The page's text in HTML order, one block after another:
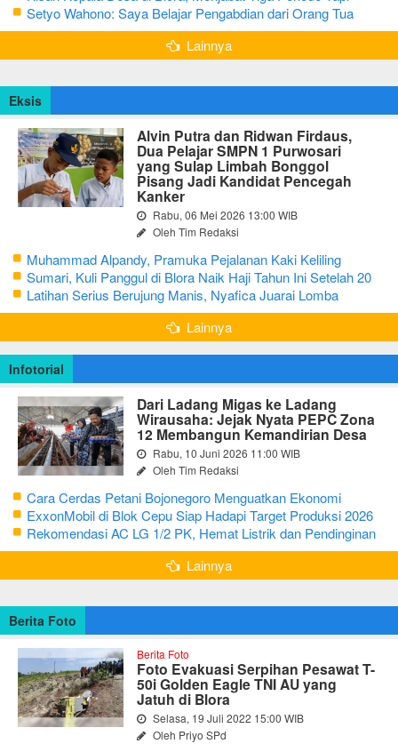
Masih Hidup Sederhana
Setyo Wahono: Saya Belajar Pengabdian dari Orang Tua
Lainnya
Eksis
Alvin Putra dan Ridwan Firdaus,
Dua Pelajar SMPN 1 Purwosari
yang Sulap Limbah Bonggol
Pisang Jadi Kandidat Pencegah
Kanker
Rabu, 06 Mei 2026 13:00 WIB
Oleh Tim Redaksi
Muhammad Alpandy, Pramuka Pejalanan Kaki Keliling
Nusantara dengan Misi Literasi Budaya
Sumari, Kuli Panggul di Blora Naik Haji Tahun Ini Setelah 20
Tahun Sisihkan Uang Receh
Latihan Serius Berujung Manis, Nyafica Juarai Lomba
Bertutur tentang Nilai Hidup Orang Samin
Lainnya
Infotorial
Dari Ladang Migas ke Ladang
Wirausaha: Jejak Nyata PEPC Zona
12 Membangun Kemandirian Desa
Rabu, 10 Juni 2026 11:00 WIB
Oleh Tim Redaksi
Cara Cerdas Petani Bojonegoro Menguatkan Ekonomi
Keluarga
ExxonMobil di Blok Cepu Siap Hadapi Target Produksi 2026
Rekomendasi AC LG 1/2 PK, Hemat Listrik dan Pendinginan
Maksimal
Lainnya
Berita Foto
Berita Foto
Foto Evakuasi Serpihan Pesawat T-
50i Golden Eagle TNI AU yang
Jatuh di Blora
Selasa, 19 Juli 2022 15:00 WIB
Oleh Priyo SPd